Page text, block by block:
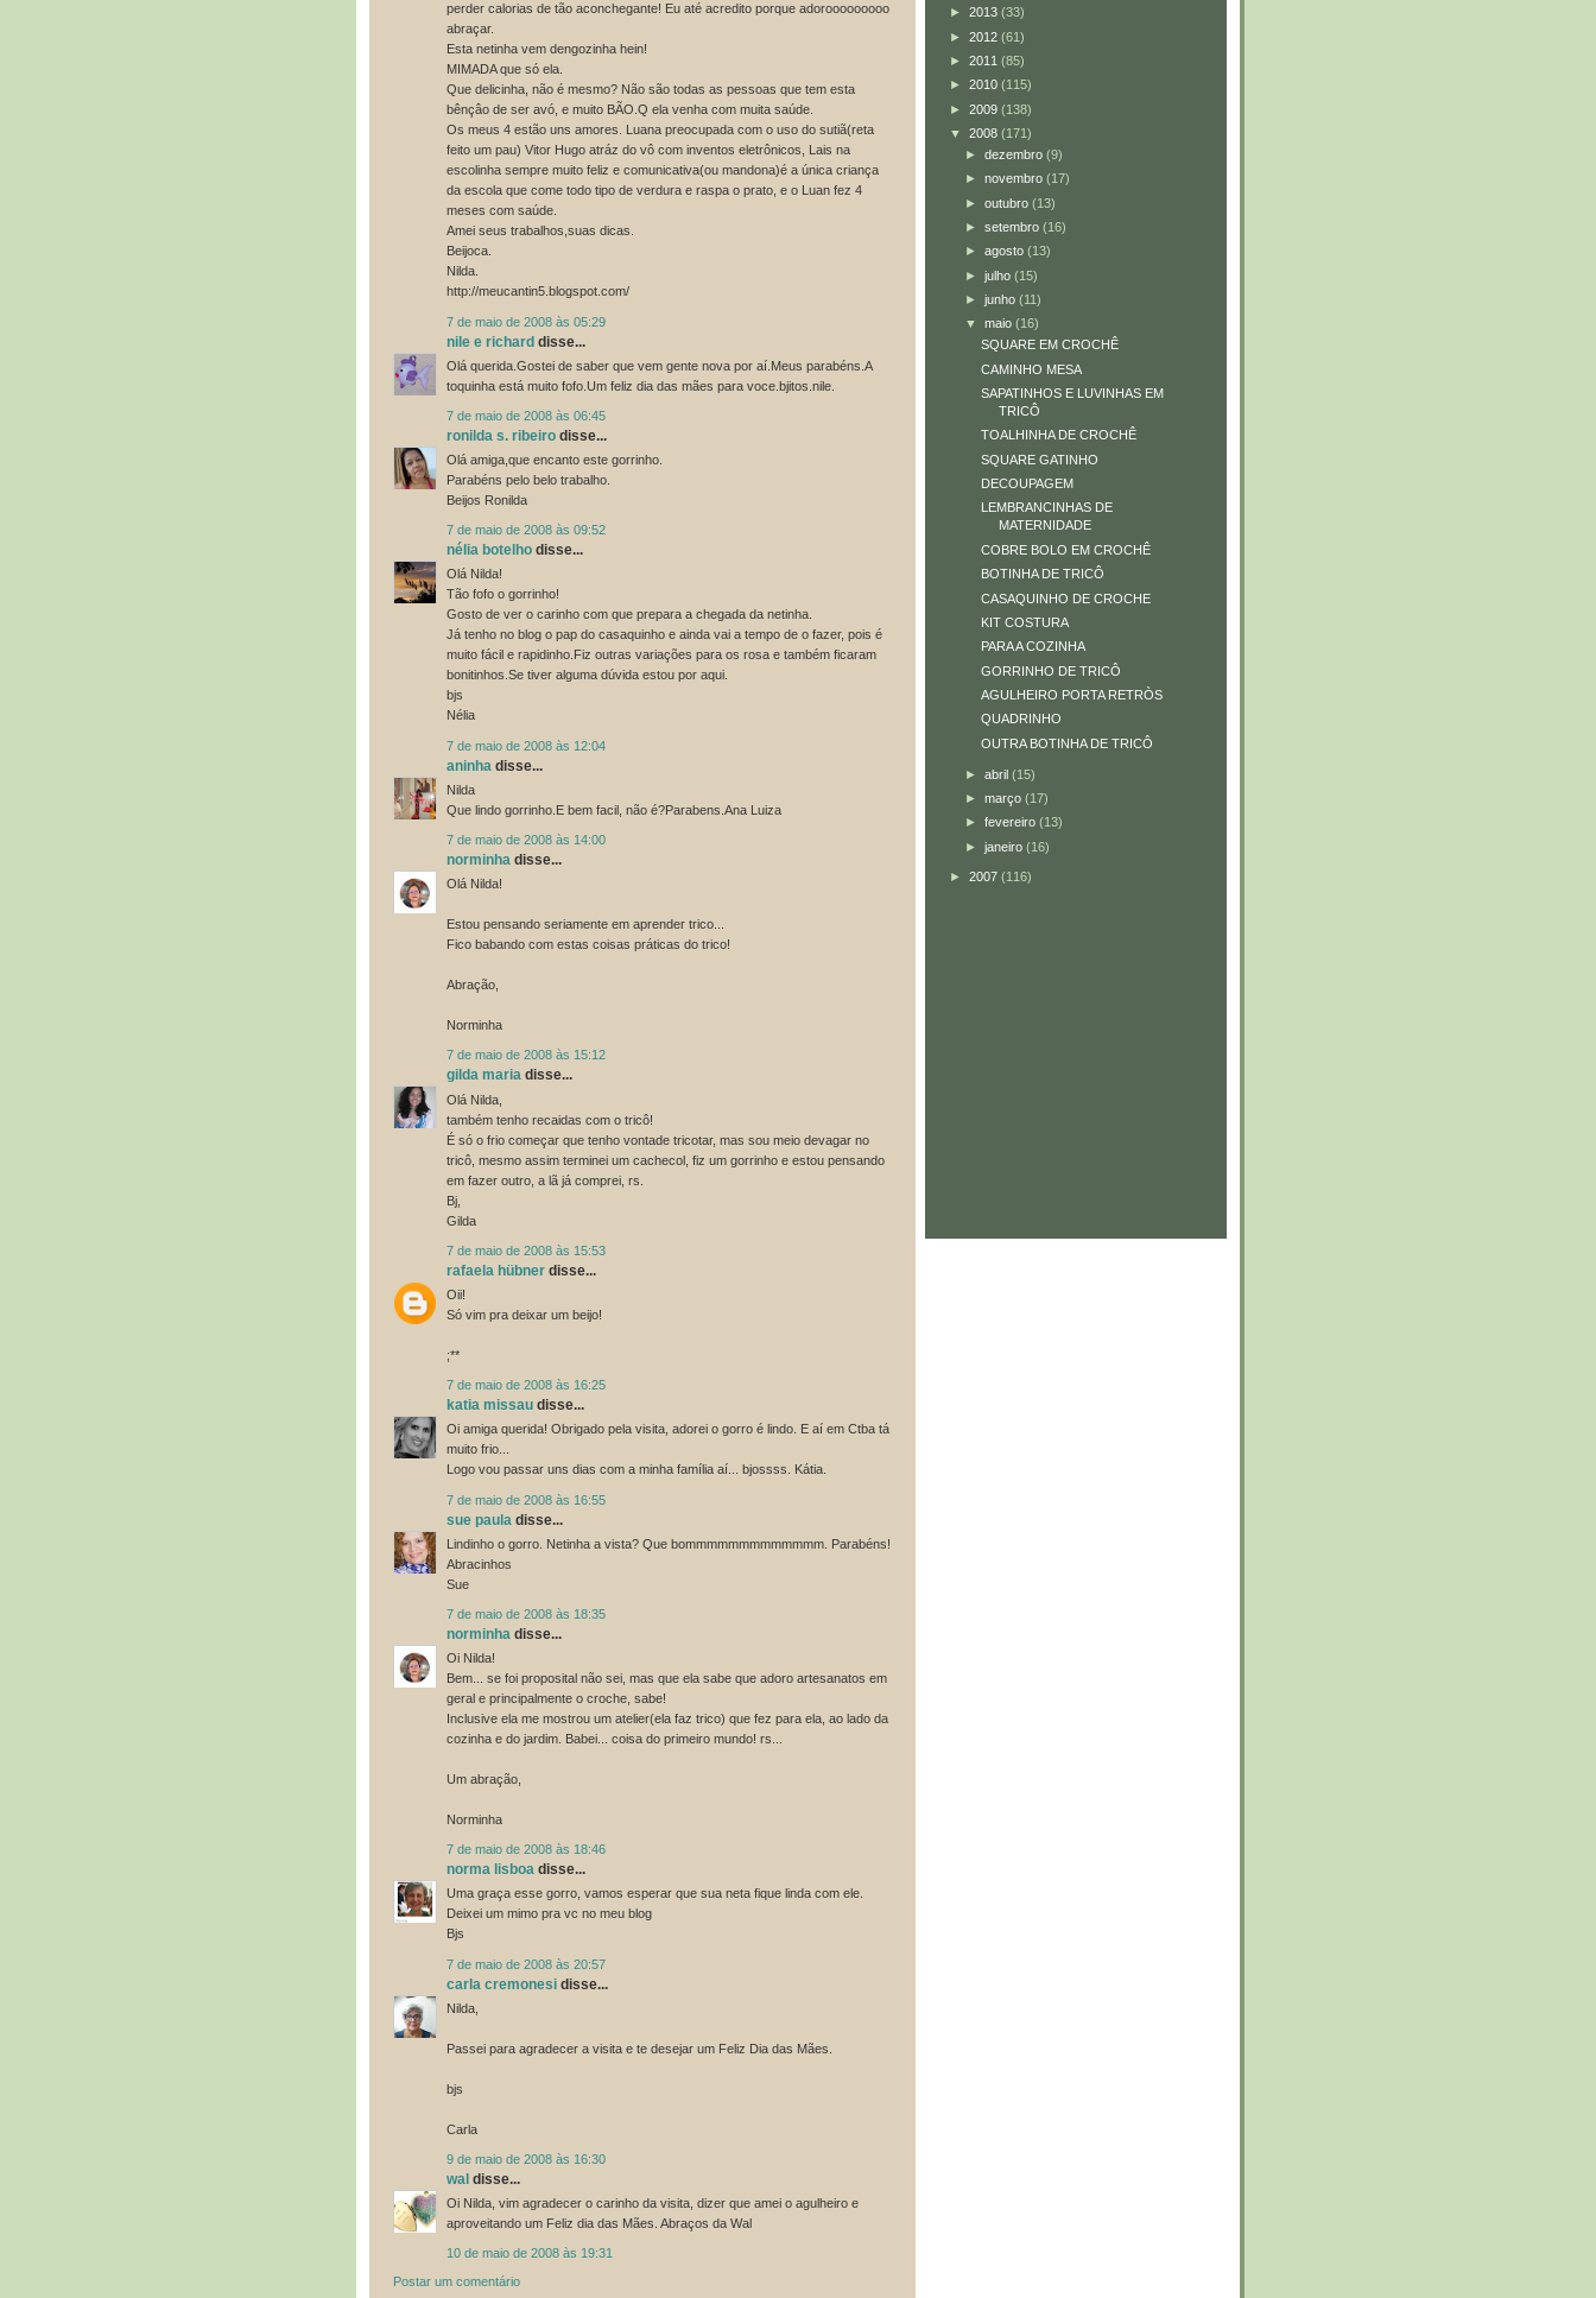
perder calorias de tão aconchegante! Eu até acredito porque adorooooooooo
abraçar.
Esta netinha vem dengozinha hein!
MIMADA que só ela.
Que delicinha, não é mesmo? Não são todas as pessoas que tem esta
bênçâo de ser avó, e muito BÃO.Q ela venha com muita saúde.
Os meus 4 estão uns amores. Luana preocupada com o uso do sutiã(reta
feito um pau) Vitor Hugo atráz do vô com inventos eletrônicos, Lais na
escolinha sempre muito feliz e comunicativa(ou mandona)é a única criança
da escola que come todo tipo de verdura e raspa o prato, e o Luan fez 4
meses com saúde.
Amei seus trabalhos,suas dicas.
Beijoca.
Nilda.
http://meucantin5.blogspot.com/
7 de maio de 2008 às 05:29
nile e richard disse...
Olá querida.Gostei de saber que vem gente nova por aí.Meus parabéns.A
toquinha está muito fofo.Um feliz dia das mães para voce.bjitos.nile.
7 de maio de 2008 às 06:45
ronilda s. ribeiro disse...
Olá amiga,que encanto este gorrinho.
Parabéns pelo belo trabalho.
Beijos Ronilda
7 de maio de 2008 às 09:52
nélia botelho disse...
Olá Nilda!
Tão fofo o gorrinho!
Gosto de ver o carinho com que prepara a chegada da netinha.
Já tenho no blog o pap do casaquinho e ainda vai a tempo de o fazer, pois é
muito fácil e rapidinho.Fiz outras variações para os rosa e também ficaram
bonitinhos.Se tiver alguma dúvida estou por aqui.
bjs
Nélia
7 de maio de 2008 às 12:04
aninha disse...
Nilda
Que lindo gorrinho.E bem facil, não é?Parabens.Ana Luiza
7 de maio de 2008 às 14:00
norminha disse...
Olá Nilda!
Estou pensando seriamente em aprender trico...
Fico babando com estas coisas práticas do trico!
Abração,
Norminha
7 de maio de 2008 às 15:12
gilda maria disse...
Olá Nilda,
também tenho recaidas com o tricô!
É só o frio começar que tenho vontade tricotar, mas sou meio devagar no
tricô, mesmo assim terminei um cachecol, fiz um gorrinho e estou pensando
em fazer outro, a lã já comprei, rs.
Bj,
Gilda
7 de maio de 2008 às 15:53
rafaela hübner disse...
Oii!
Só vim pra deixar um beijo!
;**
7 de maio de 2008 às 16:25
katia missau disse...
Oi amiga querida! Obrigado pela visita, adorei o gorro é lindo. E aí em Ctba tá
muito frio...
Logo vou passar uns dias com a minha família aí... bjossss. Kátia.
7 de maio de 2008 às 16:55
sue paula disse...
Lindinho o gorro. Netinha a vista? Que bommmmmmmmmmmmm. Parabéns!
Abracinhos
Sue
7 de maio de 2008 às 18:35
norminha disse...
Oi Nilda!
Bem... se foi proposital não sei, mas que ela sabe que adoro artesanatos em
geral e principalmente o croche, sabe!
Inclusive ela me mostrou um atelier(ela faz trico) que fez para ela, ao lado da
cozinha e do jardim. Babei... coisa do primeiro mundo! rs...
Um abração,
Norminha
7 de maio de 2008 às 18:46
norma lisboa disse...
Uma graça esse gorro, vamos esperar que sua neta fique linda com ele.
Deixei um mimo pra vc no meu blog
Bjs
7 de maio de 2008 às 20:57
carla cremonesi disse...
Nilda,
Passei para agradecer a visita e te desejar um Feliz Dia das Mães.
bjs
Carla
9 de maio de 2008 às 16:30
wal disse...
Oi Nilda, vim agradecer o carinho da visita, dizer que amei o agulheiro e
aproveitando um Feliz dia das Mães. Abraços da Wal
10 de maio de 2008 às 19:31
Postar um comentário
► 2013 (33)
► 2012 (61)
► 2011 (85)
► 2010 (115)
► 2009 (138)
▼ 2008 (171)
► dezembro (9)
► novembro (17)
► outubro (13)
► setembro (16)
► agosto (13)
► julho (15)
► junho (11)
▼ maio (16)
SQUARE EM CROCHÊ
CAMINHO MESA
SAPATINHOS E LUVINHAS EM
TRICÔ
TOALHINHA DE CROCHÊ
SQUARE GATINHO
DECOUPAGEM
LEMBRANCINHAS DE
MATERNIDADE
COBRE BOLO EM CROCHÊ
BOTINHA DE TRICÔ
CASAQUINHO DE CROCHE
KIT COSTURA
PARA A COZINHA
GORRINHO DE TRICÔ
AGULHEIRO PORTA RETRÒS
QUADRINHO
OUTRA BOTINHA DE TRICÔ
► abril (15)
► março (17)
► fevereiro (13)
► janeiro (16)
► 2007 (116)